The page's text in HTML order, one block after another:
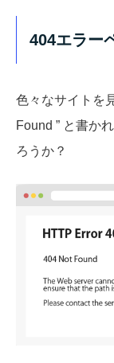
404エラー
色々なサイトを
Found ” と書か
ろうか？